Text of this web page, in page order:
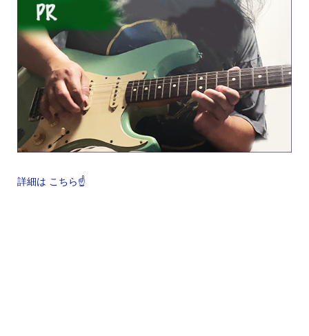
詳細は こちら☝️